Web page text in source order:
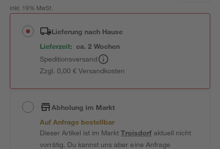
inkl. 19% MwSt.
Lieferung nach Hause
Lieferzeit: ca. 2 Wochen
Speditionsversand
Zzgl. 0,00 € Versandkosten
Abholung im Markt
Auf Anfrage bestellbar
Dieser Artikel ist im MarktTroisdorfaktuell nicht
vorrätig. Du kannst uns aber eine Anfrage